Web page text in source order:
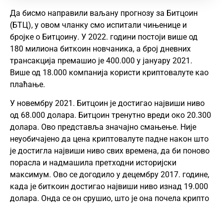
Да бисмо направили ваљану прогнозу за Битцоин
(БТЦ), у овом чланку смо испитали чињенице и
бројке о Битцоину. У 2022. години постоји више од
180 милиона биткоин новчаника, а број дневних
трансакција премашио је 400.000 у јануару 2021.
Више од 18.000 компанија користи криптовалуте као
плаћање.
У новембру 2021. Битцоин је достигао највиши ниво
од 68.000 долара. Битцоин тренутно вреди око 20.300
долара. Ово представља значајно смањење. Није
неуобичајено да цена криптовалуте падне након што
је достигла највиши ниво свих времена, да би поново
порасла и надмашила претходни историјски
максимум. Ово се догодило у децембру 2017. године,
када је биткоин достигао највиши ниво изнад 19.000
долара. Онда се он срушио, што је она почела крипто